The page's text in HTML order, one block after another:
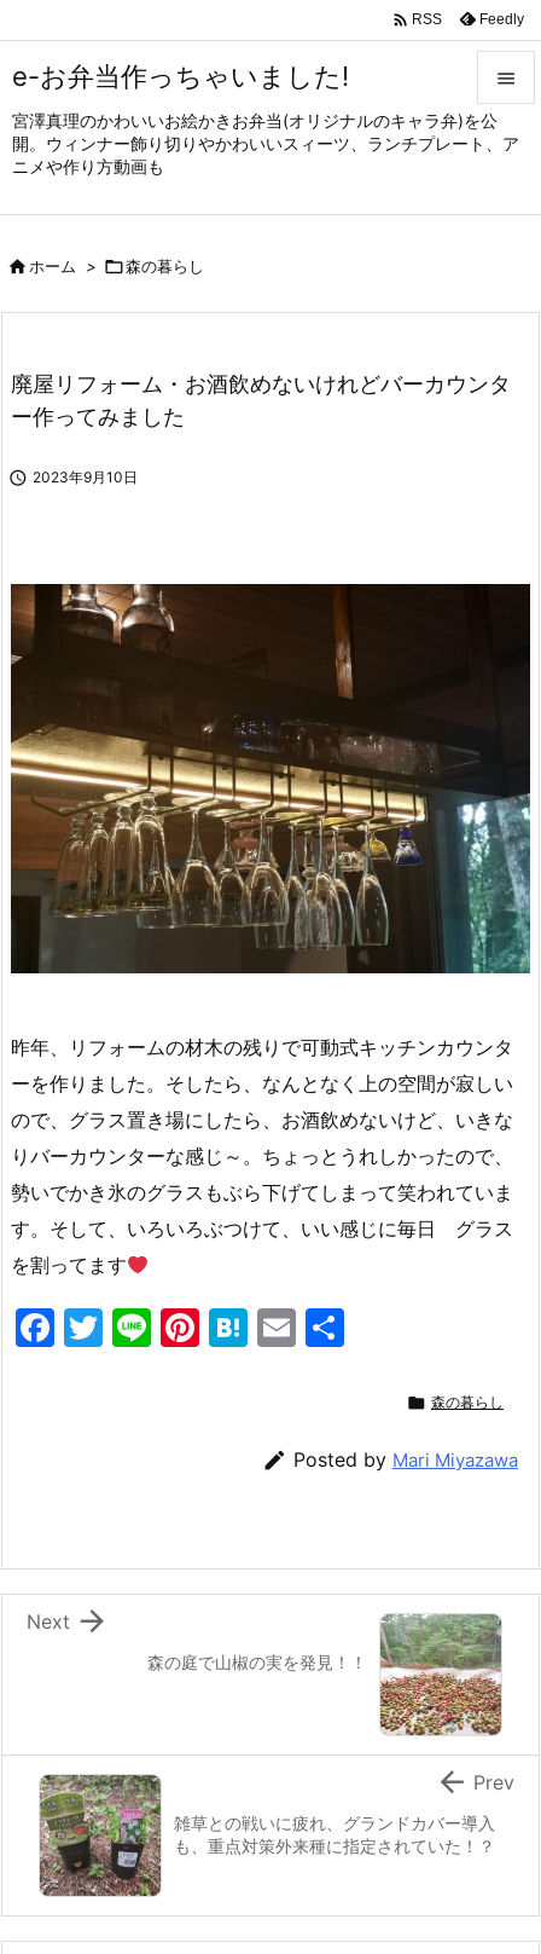
e-お弁当作っちゃいました!
宮澤真理のかわいいお絵かきお弁当(オリジナルのキャラ弁)を公
開。ウィンナー飾り切りやかわいいスィーツ、ランチプレート、ア
ニメや作り方動画も


メニュ
サイド


検索
 RSS Feedly
ホーム > 森の暮らし
廃屋リフォーム・お酒飲めないけれどバーカウンタ
ー作ってみました
 2023年9月10日
昨年、リフォームの材木の残りで可動式キッチンカウンタ
ーを作りました。そしたら、なんとなく上の空間が寂しい
ので、グラス置き場にしたら、お酒飲めないけど、いきな
りバーカウンターな感じ～。ちょっとうれしかったので、
勢いでかき氷のグラスもぶら下げてしまって笑われていま
す。そして、いろいろぶつけて、いい感じに毎日 グラス
を割ってます
F
o
k
T
Li Pi H
a
E
l
 森の暮らし
 Posted by Mari Miyazawa
森の庭で山椒の実を発見！！

Next
雑草との戦いに疲れ、グランドカバー導入
も、重点対策外来種に指定されていた！？
 Prev